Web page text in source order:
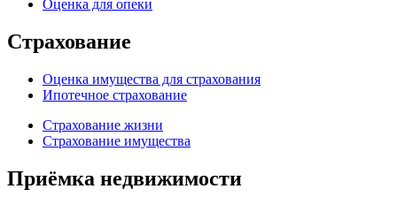
Оценка для опеки
Страхование
Оценка имущества для страхования
Ипотечное страхование
Страхование жизни
Страхование имущества
Приёмка недвижимости